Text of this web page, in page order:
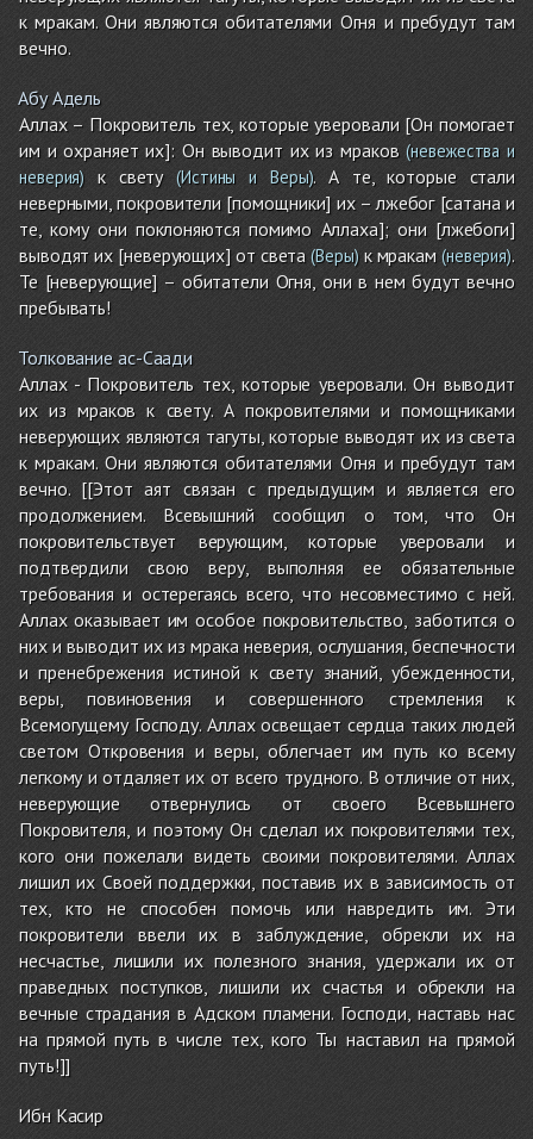
к мракам. Они являются обитателями Огня и пребудут там
вечно.
Абу Адель
Аллах – Покровитель тех, которые уверовали [Он помогает
им и охраняет их]: Он выводит их из мраков(невежества и
неверия) к свету(Истины и Веры). А те, которые стали
неверными, покровители [помощники] их – лжебог [сатана и
те, кому они поклоняются помимо Аллаха]; они [лжебоги]
выводят их [неверующих] от света (Веры)к мракам(неверия).
Те [неверующие] – обитатели Огня, они в нем будут вечно
пребывать!
Толкование ас-Саади
Аллах - Покровитель тех, которые уверовали. Он выводит
их из мраков к свету. А покровителями и помощниками
неверующих являются тагуты, которые выводят их из света
к мракам. Они являются обитателями Огня и пребудут там
вечно. [[Этот аят связан с предыдущим и является его
продолжением. Всевышний сообщил о том, что Он
покровительствует верующим, которые уверовали и
подтвердили свою веру, выполняя ее обязательные
требования и остерегаясь всего, что несовместимо с ней.
Аллах оказывает им особое покровительство, заботится о
них и выводит их из мрака неверия, ослушания, беспечности
и пренебрежения истиной к свету знаний, убежденности,
веры, повиновения и совершенного стремления к
Всемогущему Господу. Аллах освещает сердца таких людей
светом Откровения и веры, облегчает им путь ко всему
легкому и отдаляет их от всего трудного. В отличие от них,
неверующие отвернулись от своего Всевышнего
Покровителя, и поэтому Он сделал их покровителями тех,
кого они пожелали видеть своими покровителями. Аллах
лишил их Своей поддержки, поставив их в зависимость от
тех, кто не способен помочь или навредить им. Эти
покровители ввели их в заблуждение, обрекли их на
несчастье, лишили их полезного знания, удержали их от
праведных поступков, лишили их счастья и обрекли на
вечные страдания в Адском пламени. Господи, наставь нас
на прямой путь в числе тех, кого Ты наставил на прямой
путь!]]
Ибн Касир